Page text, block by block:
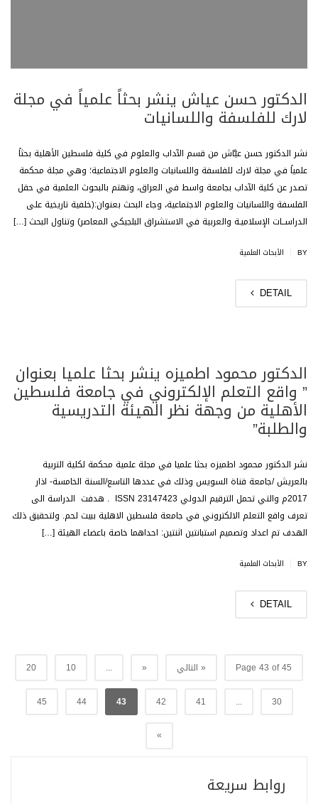
الدكتور حسن عياش ينشر بحثاً علمياً في مجلة
لارك للفلسفة واللسانيات
نشر الدكتور حسن عيَّاش من قسم الآداب والعلوم في كلية فلسطين الأهلية بحثاً
علمياً في مجلة لارك للفلسفة واللسانيات والعلوم الاجتماعية؛ وهي مجلة محكمة
تصدر عن كلية الآداب بجامعة واسط في العراق، وتهتم بالبحوث العلمية في حقل
الفلسفة واللسانيات والعلوم الاجتماعية، وجاء البحث بعنوان:(خلفية تاريخية على
الدراســات الإسلاميـة والعربية في الاستشراق البلجيكي المعاصر) وتناول البحث […]
BY الأبحاث العلمية
DETAIL
الدكتور محمود اطميزه ينشر بحثا علميا بعنوان
” واقع التعلم الإلكتروني في جامعة فلسطين
الأهلية من وجهة نظر الهيئة التدريسية
والطلبة”
نشر الدكتور محمود اطميزه بحثا علميا في مجلة علمية محكمة لكلية التربية
بالعريش /جامعة قناة السويس وذلك في عددها التاسع/السنة الخامسة- اذار
2017م والتي تحمل الترقيم الدولي ISSN 23147423 . هدفت الدراسة الى
تعرف واقع التعلم الالكتروني في جامعة فلسطين الاهلية ببيت لحم. ولتحقيق ذلك
الهدف تم اعداد وتصميم استبانتين اثنتين: احداهما خاصة باعضاء الهيئة […]
BY الأبحاث العلمية
DETAIL
Page 43 of 45 « التالي «
...
10
20
30
...
41
42
43
44
45
»
روابط سريعة